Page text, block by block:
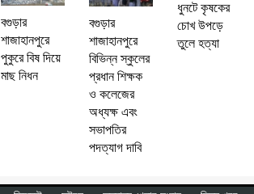
বগুড়ার
শাজাহানপুরে
পুকুরে বিষ দিয়ে
মাছ নিধন
বগুড়ার
শাজাহানপুরে
বিভিন্ন স্কুলের
প্রধান শিক্ষক
ও কলেজের
অধ্যক্ষ এবং
সভাপতির
পদত্যাগ দাবি
ধুনটে কৃষকের
চোখ উপড়ে
তুলে হত্যা